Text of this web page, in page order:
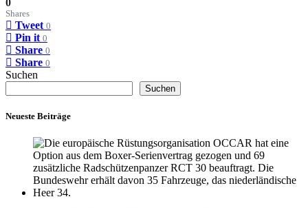
0
Shares
Tweet 0
Pin it 0
Share 0
Share 0
Suchen
Suchen
Neueste Beiträge